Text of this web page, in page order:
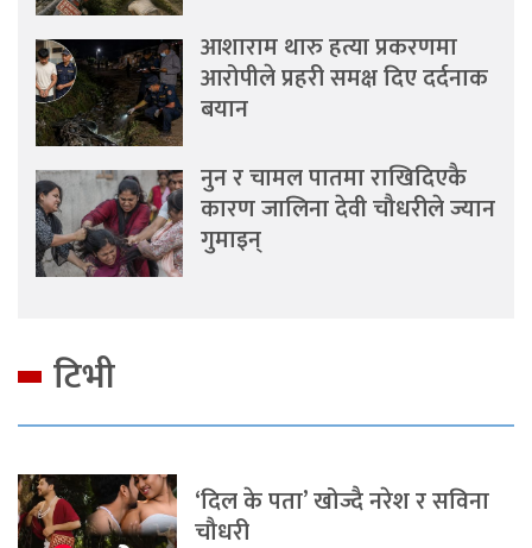
आशाराम थारु हत्या प्रकरणमा
आरोपीले प्रहरी समक्ष दिए दर्दनाक
बयान
नुन र चामल पातमा राखिदिएकै
कारण जालिना देवी चौधरीले ज्यान
गुमाइन्
टिभी
‘दिल के पता’ खोज्दै नरेश र सविना
चौधरी